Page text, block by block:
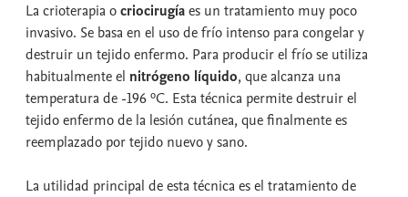
La crioterapia ocriocirugíaes un tratamiento muy poco
invasivo. Se basa en el uso de frío intenso para congelar y
destruir un tejido enfermo. Para producir el frío se utiliza
habitualmente el nitrógeno líquido, que alcanza una
temperatura de -196 ºC. Esta técnica permite destruir el
tejido enfermo de la lesión cutánea, que finalmente es
reemplazado por tejido nuevo y sano.
La utilidad principal de esta técnica es el tratamiento de